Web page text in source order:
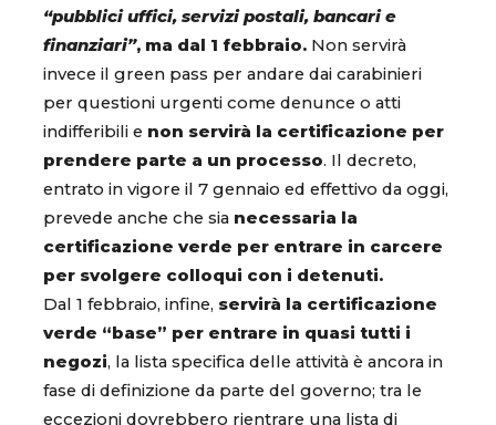
“pubblici uffici, servizi postali, bancari e
finanziari”, ma dal 1 febbraio. Non servirà
invece il green pass per andare dai carabinieri
per questioni urgenti come denunce o atti
indifferibili e non servirà la certificazione per
prendere parte a un processo. Il decreto,
entrato in vigore il 7 gennaio ed effettivo da oggi,
prevede anche che sia necessaria la
certificazione verde per entrare in carcere
per svolgere colloqui con i detenuti.
Dal 1 febbraio, infine, servirà la certificazione
verde “base” per entrare in quasi tutti i
negozi, la lista specifica delle attività è ancora in
fase di definizione da parte del governo; tra le
eccezioni dovrebbero rientrare una lista di